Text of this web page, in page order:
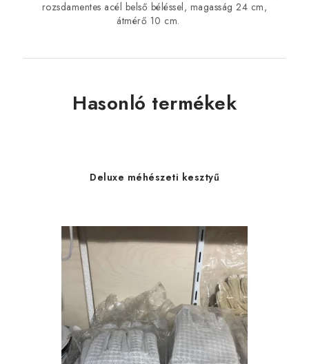
rozsdamentes acél belső béléssel, magasság 24 cm,
átmérő 10 cm.
Hasonló termékek
Deluxe méhészeti kesztyű